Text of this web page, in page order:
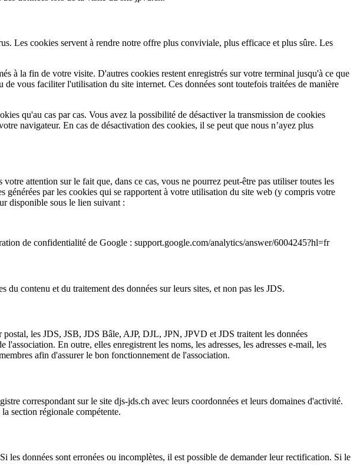
Les cookies servent à rendre notre offre plus conviviale, plus efficace et plus sûre. Les
à la fin de votre visite. D'autres cookies restent enregistrés sur votre terminal jusqu'à ce que
vous faciliter l'utilisation du site internet. Ces données sont toutefois traitées de manière
qu'au cas par cas. Vous avez la possibilité de désactiver la transmission de cookies
navigateur. En cas de désactivation des cookies, il se peut que nous n’ayez plus
attention sur le fait que, dans ce cas, vous ne pourrez peut-être pas utiliser toutes les
par les cookies qui se rapportent à votre utilisation du site web (y compris votre
disponible sous le lien suivant :
de confidentialité de Google : support.google.com/analytics/answer/6004245?hl=fr
contenu et du traitement des données sur leurs sites, et non pas les JDS.
les JDS, JSB, JDS Bâle, AJP, DJL, JPN, JPVD et JDS traitent les données
En outre, elles enregistrent les noms, les adresses, les adresses e-mail, les
afin d'assurer le bon fonctionnement de l'association.
correspondant sur le site djs-jds.ch avec leurs coordonnées et leurs domaines d'activité.
section régionale compétente.
données sont erronées ou incomplètes, il est possible de demander leur rectification. Si le